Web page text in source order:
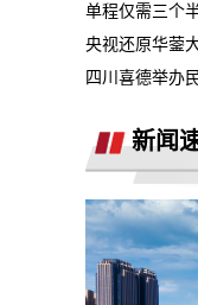
被中
诿不
石家
退定
承诺
熊猫
单程仅需三个
央视还原华蓥
四川喜德举办
新闻